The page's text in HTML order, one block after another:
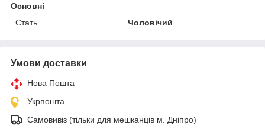
Основні
Стать
Чоловічий
Умови доставки
Нова Пошта
Укрпошта
Самовивіз (тільки для мешканців м. Дніпро)